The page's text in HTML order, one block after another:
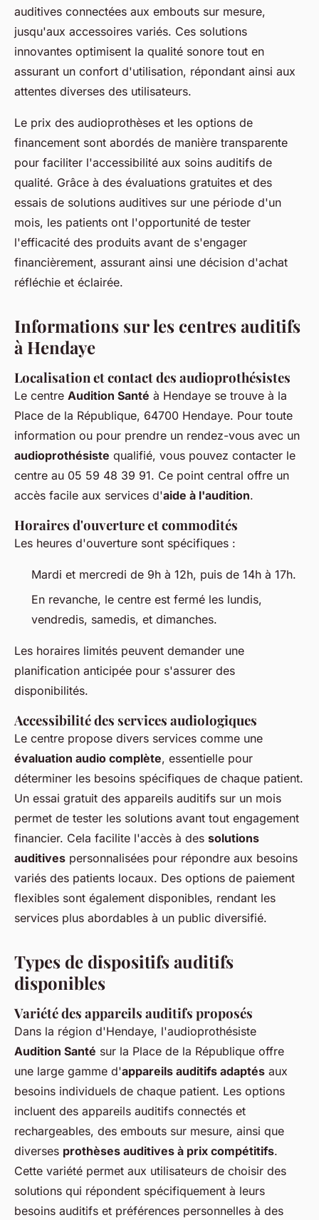
auditives connectées aux embouts sur mesure,
jusqu'aux accessoires variés. Ces solutions
innovantes optimisent la qualité sonore tout en
assurant un confort d'utilisation, répondant ainsi aux
attentes diverses des utilisateurs.
Le prix des audioprothèses et les options de
financement sont abordés de manière transparente
pour faciliter l'accessibilité aux soins auditifs de
qualité. Grâce à des évaluations gratuites et des
essais de solutions auditives sur une période d'un
mois, les patients ont l'opportunité de tester
l'efficacité des produits avant de s'engager
financièrement, assurant ainsi une décision d'achat
réfléchie et éclairée.
Informations sur les centres auditifs
à Hendaye
Localisation et contact des audioprothésistes
Le centre Audition Santé à Hendaye se trouve à la
Place de la République, 64700 Hendaye. Pour toute
information ou pour prendre un rendez-vous avec un
audioprothésiste qualifié, vous pouvez contacter le
centre au 05 59 48 39 91. Ce point central offre un
accès facile aux services d'aide à l'audition.
Horaires d'ouverture et commodités
Les heures d'ouverture sont spécifiques :
Mardi et mercredi de 9h à 12h, puis de 14h à 17h.
En revanche, le centre est fermé les lundis,
vendredis, samedis, et dimanches.
Les horaires limités peuvent demander une
planification anticipée pour s'assurer des
disponibilités.
Accessibilité des services audiologiques
Le centre propose divers services comme une
évaluation audio complète, essentielle pour
déterminer les besoins spécifiques de chaque patient.
Un essai gratuit des appareils auditifs sur un mois
permet de tester les solutions avant tout engagement
financier. Cela facilite l'accès à des solutions
auditives personnalisées pour répondre aux besoins
variés des patients locaux. Des options de paiement
flexibles sont également disponibles, rendant les
services plus abordables à un public diversifié.
Types de dispositifs auditifs
disponibles
Variété des appareils auditifs proposés
Dans la région d'Hendaye, l'audioprothésiste
Audition Santé sur la Place de la République offre
une large gamme d'appareils auditifs adaptés aux
besoins individuels de chaque patient. Les options
incluent des appareils auditifs connectés et
rechargeables, des embouts sur mesure, ainsi que
diverses prothèses auditives à prix compétitifs.
Cette variété permet aux utilisateurs de choisir des
solutions qui répondent spécifiquement à leurs
besoins auditifs et préférences personnelles à des